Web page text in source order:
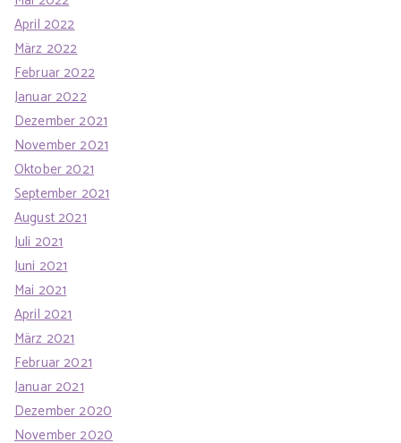
April 2022
März 2022
Februar 2022
Januar 2022
Dezember 2021
November 2021
Oktober 2021
September 2021
August 2021
Juli 2021
Juni 2021
Mai 2021
April 2021
März 2021
Februar 2021
Januar 2021
Dezember 2020
November 2020